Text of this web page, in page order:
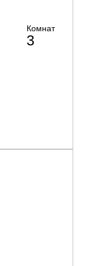
Комнат
3